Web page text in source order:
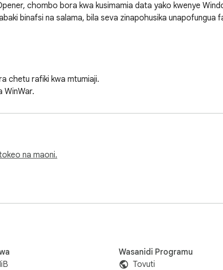
chombo bora kwa kusimamia data yako kwenye
binafsi na salama, bila seva zinapohusika unapofungua
chetu rafiki kwa mtumiaji.
WinWar.
macOS/OSX. Vipengele maalum vinakuwezesha kufungua
inabaki kwenye kifaa chako.
yako.
na maoni.
Wasanidi Programu
Tovuti